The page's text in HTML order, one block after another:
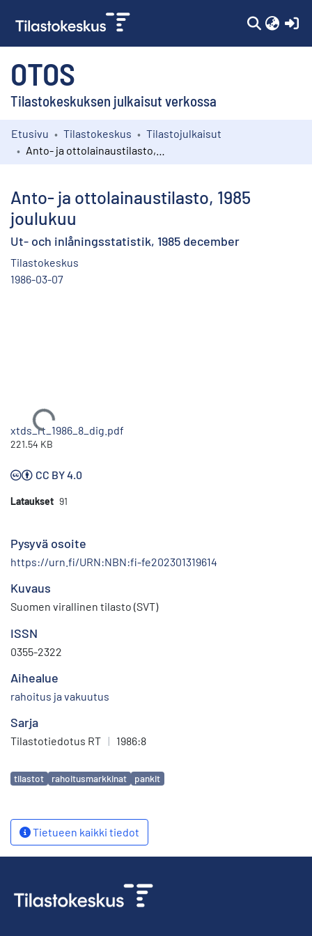
OTOS
Tilastokeskuksen julkaisut verkossa
Kokoelmat
Etusivu Tilastokeskus
Tilastojulkaisut
Anto- ja ottolainaustilasto, 1985
joulukuu
Ut- och inlåningsstatistik, 1985 december
Tilastokeskus
1986-03-07
Ladataan...
xtds_rt_1986_8_dig.pdf
221.54 KB
CC BY 4.0
Lataukset 91
Pysyvä osoite
https://urn.fi/URN:NBN:fi-fe202301319614
Kuvaus
Suomen virallinen tilasto (SVT)
ISSN
0355-2322
Aihealue
rahoitus ja vakuutus
Sarja
Tilastotiedotus RT | 1986:8
Avainsanat
tilastot rahoitusmarkkinat pankit
Tietueen kaikki tiedot